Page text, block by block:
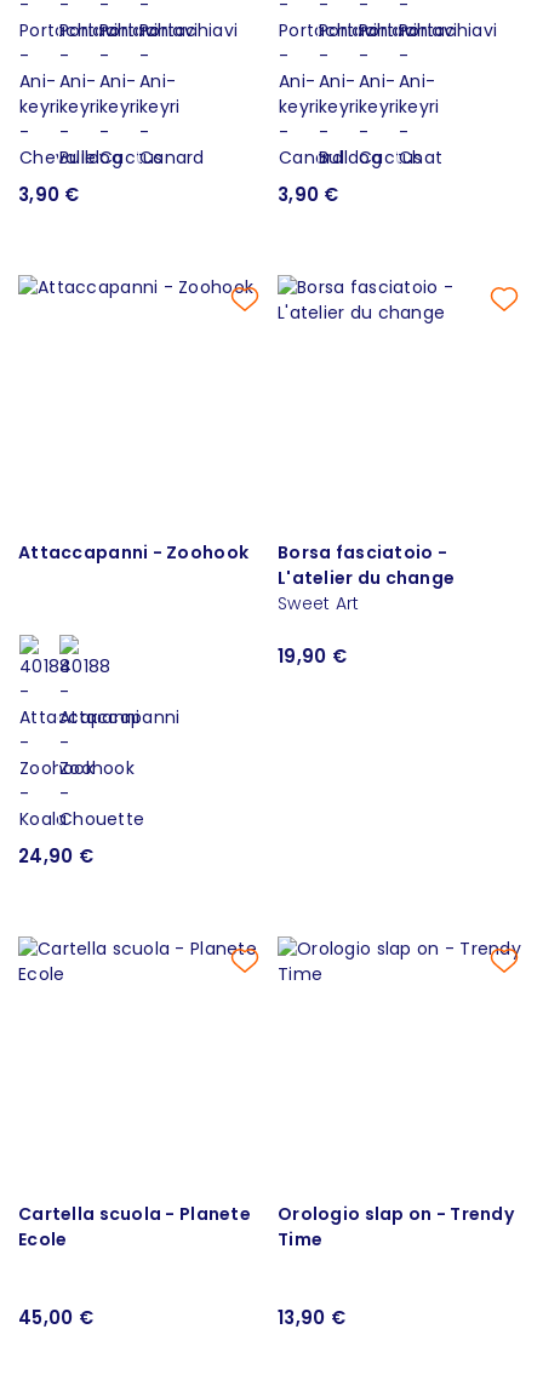
3,90 € 3,90 €
Attaccapanni - Zoohook
24,90 €
Borsa fasciatoio -
L'atelier du change
Sweet Art
19,90 €
Cartella scuola - Planete
Ecole
45,00 €
Orologio slap on - Trendy
Time
13,90 €